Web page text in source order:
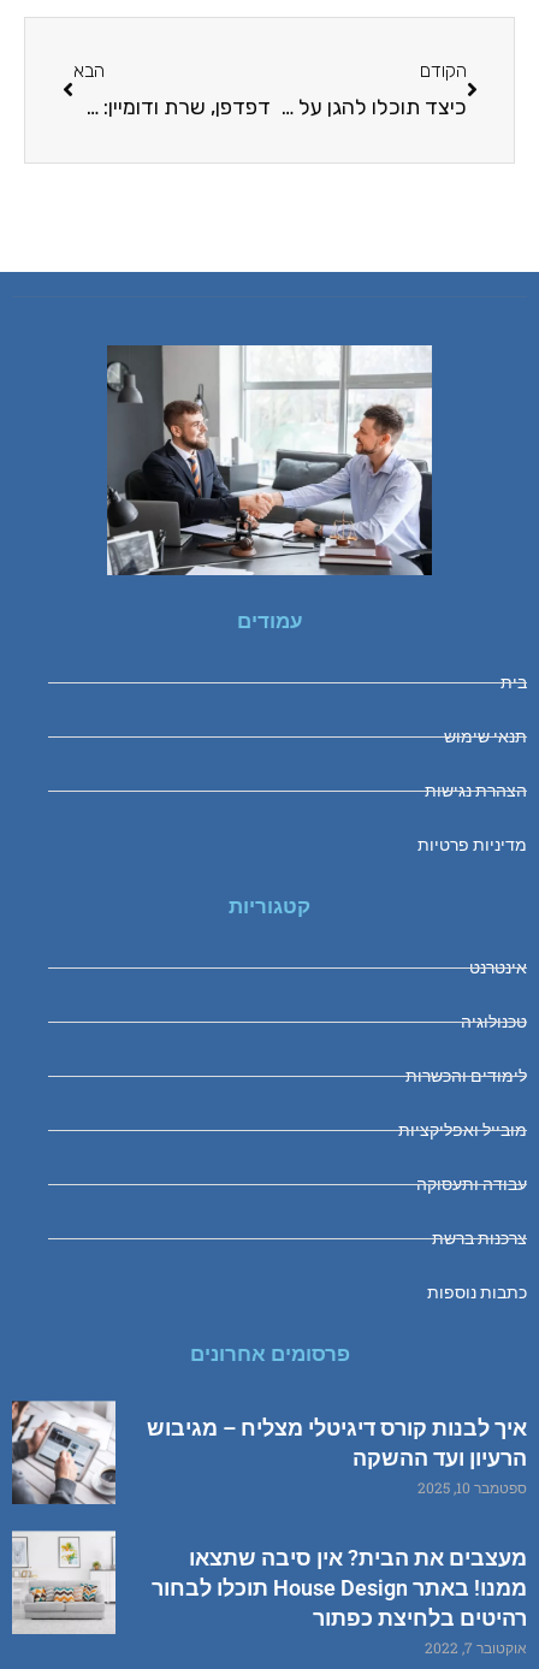
הקודם
כיצד תוכלו להגן על המחשב שלכם מפני מתקפת סייבר?
הבא
דפדפן, שרת ודומיין: מושגים מעולם האינטרנט שכדאי להכיר
עמודים
בית
תנאי שימוש
הצהרת נגישות
מדיניות פרטיות
קטגוריות
אינטרנט
טכנולוגיה
לימודים והכשרות
מובייל ואפליקציות
עבודה ותעסוקה
צרכנות ברשת
כתבות נוספות
פרסומים אחרונים
איך לבנות קורס דיגיטלי מצליח – מגיבוש
הרעיון ועד ההשקה
ספטמבר 10, 2025
מעצבים את הבית? אין סיבה שתצאו
ממנו! באתר House Design תוכלו לבחור
רהיטים בלחיצת כפתור
אוקטובר 7, 2022